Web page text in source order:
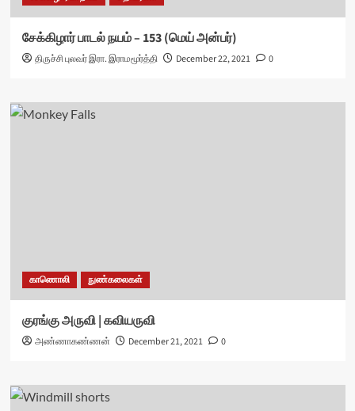
சேக்கிழார் பாடல் நயம் – 153 (மெய் அன்பர்)
திருச்சி புலவர் இரா. இராமமூர்த்தி December 22, 2021 0
காணொலி நுண்கலைகள்
குரங்கு அருவி | கவியருவி
அண்ணாகண்ணன் December 21, 2021 0